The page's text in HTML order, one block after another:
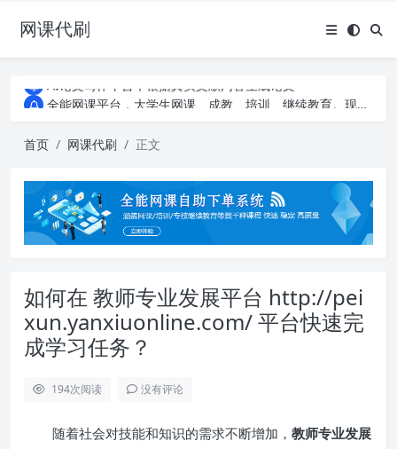
网课代刷
AI论文写作平台，根据真实文献内容生成论文
全能网课平台，大学生网课、成教、培训、继续教育。现已接入代刷代考项目3000+
全能网课平台，大学生网课、成教、培训、继续教育。现已接入代刷代考项目3000+
首页 网课代刷 正文
如何在 教师专业发展平台 http://pei
xun.yanxiuonline.com/ 平台快速完
成学习任务？
194次阅读 没有评论
随着社会对技能和知识的需求不断增加， 教师专业发展